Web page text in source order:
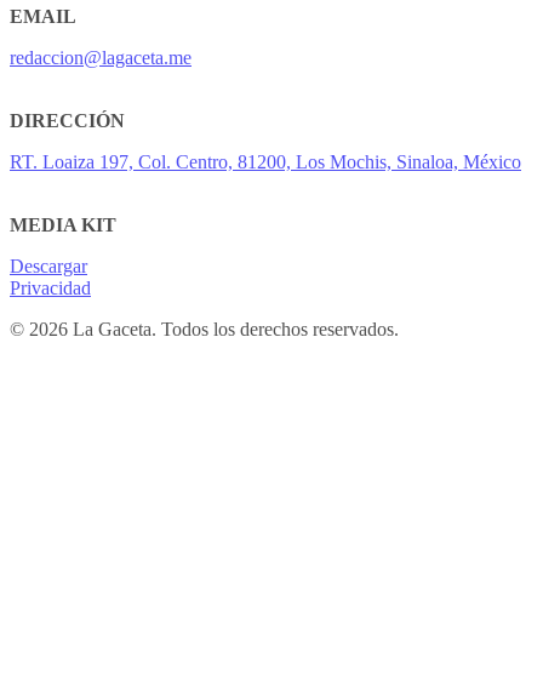
EMAIL
redaccion@lagaceta.me
DIRECCIÓN
RT. Loaiza 197, Col. Centro, 81200, Los Mochis, Sinaloa, México
MEDIA KIT
Descargar
Privacidad
© 2026 La Gaceta. Todos los derechos reservados.